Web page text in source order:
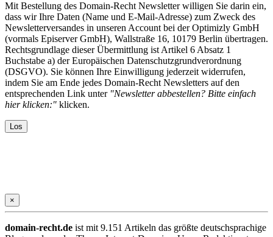
Mit Bestellung des Domain-Recht Newsletter willigen Sie darin ein,
dass wir Ihre Daten (Name und E-Mail-Adresse) zum Zweck des
Newsletterversandes in unseren Account bei der Optimizly GmbH
(vormals Episerver GmbH), Wallstraße 16, 10179 Berlin übertragen.
Rechtsgrundlage dieser Übermittlung ist Artikel 6 Absatz 1
Buchstabe a) der Europäischen Datenschutzgrundverordnung
(DSGVO). Sie können Ihre Einwilligung jederzeit widerrufen,
indem Sie am Ende jedes Domain-Recht Newsletters auf den
entsprechenden Link unter "Newsletter abbestellen? Bitte einfach
hier klicken:" klicken.
×
domain-recht.de ist mit 9.151 Artikeln das größte deutschsprachige